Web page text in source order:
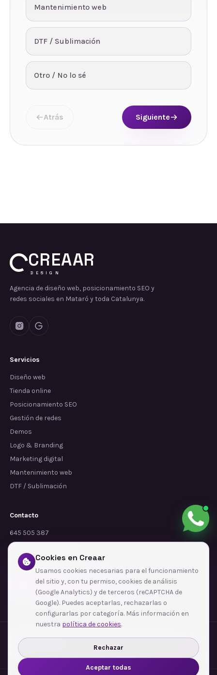
Mantenimiento web
DTF / Sublimación
Otro / No lo sé
Atrás Siguiente
CREAAR
DESIGN
Agencia de diseño web, posicionamiento SEO y
redes sociales en Mataró y toda Catalunya.
Servicios
Diseño web
Tienda online
Posicionamiento SEO
Gestión de redes
Demos
Logo & Branding
Marketing digital
Mantenimiento web
DTF / Sublimación
Contacto
645 505 387
info@dependalium.com
Mataró (Barcelona)
Déjanos tu reseña en Google
Zonas de cobertura·Barcelona·L'Hospitalet de Llobregat·Terrassa·Badalona
Sabadell
Santa Coloma de Gramenet
Ver todas las zonas →
Cookies en Creaar
Usamos cookies necesarias para el funcionamiento
del sitio y, con tu permiso, cookies de análisis
(Google Analytics) y de terceros (reCAPTCHA de
Google). Puedes aceptarlas, rechazarlas o
configurarlas por categoría. Más información en
nuestra política de cookies.
Rechazar
Aceptar todas